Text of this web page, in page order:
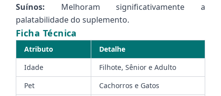
Suínos: Melhoram significativamente a
palatabilidade do suplemento.
Ficha Técnica
Atributo
Detalhe
Idade
Filhote, Sênior e Adulto
Pet
Cachorros e Gatos